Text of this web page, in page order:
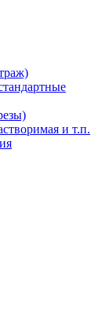
и т.п.